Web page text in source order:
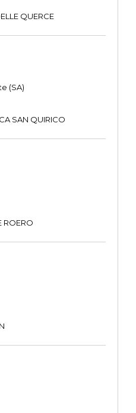
QUERCE
(SA)
SAN QUIRICO
ROERO